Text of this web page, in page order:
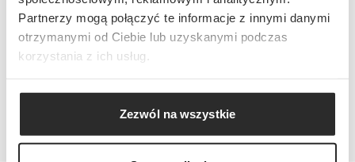
Partnerzy mogą połączyć te informacje z innymi danymi
otrzymanymi od Ciebie lub uzyskanymi podczas
korzystania z ich usług.
Zezwól na wszystkie